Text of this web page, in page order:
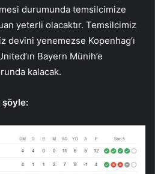
durumunda temsilcimize
yeterli olacaktır. Temsilcimiz
devini yenemezse Kopenhag’ı
Bayern Münih’e
kalacak.
şöyle: